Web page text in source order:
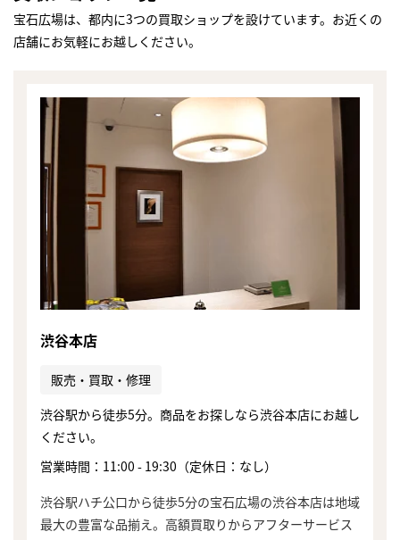
宝石広場は、都内に3つの買取ショップを設けています。お近くの
店舗にお気軽にお越しください。
渋谷本店
販売・買取・修理
渋谷駅から徒歩5分。商品をお探しなら渋谷本店にお越し
ください。
営業時間：11:00 - 19:30（定休日：なし）
渋谷駅ハチ公口から徒歩5分の宝石広場の渋谷本店は地域
最大の豊富な品揃え。高額買取りからアフターサービス